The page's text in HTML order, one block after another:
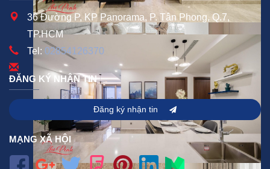
36 Đường P, KP Panorama, P. Tân Phong, Q.7,
TP.HCM
Tel: 02854126370
ĐĂNG KÝ NHẬN TIN
Đăng ký nhận tin
MẠNG XÃ HỘI